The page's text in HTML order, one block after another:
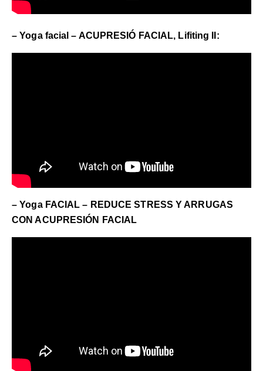
– Yoga facial – ACUPRESIÓ FACIAL, Lifiting II:
– Yoga FACIAL – REDUCE STRESS Y ARRUGAS
CON ACUPRESIÓN FACIAL